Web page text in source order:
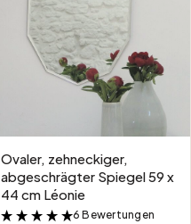
Ovaler, zehneckiger,
abgeschrägter Spiegel 59 x
44 cm Léonie
&
6 Bewertungen